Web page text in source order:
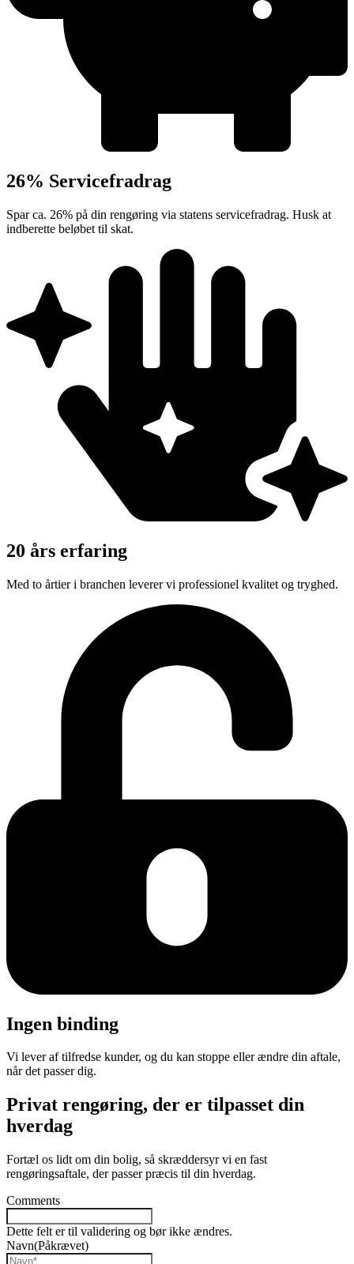
26% Servicefradrag
Spar ca. 26% på din rengøring via statens servicefradrag. Husk at
indberette beløbet til skat.
20 års erfaring
Med to årtier i branchen leverer vi professionel kvalitet og tryghed.
Ingen binding
Vi lever af tilfredse kunder, og du kan stoppe eller ændre din aftale,
når det passer dig.
Privat rengøring, der er tilpasset din
hverdag
Fortæl os lidt om din bolig, så skræddersyr vi en fast
rengøringsaftale, der passer præcis til din hverdag.
Comments
Dette felt er til validering og bør ikke ændres.
Navn(Påkrævet)